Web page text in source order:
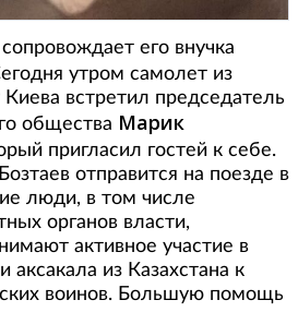
его внучка
утром самолет из
встретил председатель
общества Марик
пригласил гостей к себе.
отправится на поезде в
люди, в том числе
органов власти,
активное участие в
аксакала из Казахстана к
воинов. Большую помощь